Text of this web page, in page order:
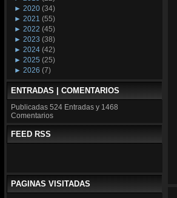
► 2020 (34)
► 2021 (55)
► 2022 (45)
► 2023 (38)
► 2024 (42)
► 2025 (25)
► 2026 (7)
ENTRADAS | COMENTARIOS
Publicadas 524 Entradas y 1468
Comentarios
FEED RSS
PAGINAS VISITADAS